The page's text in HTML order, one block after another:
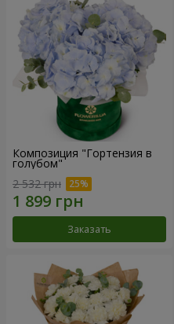
Композиция "Гортензия в
голубом"
2 532 грн
Заказать